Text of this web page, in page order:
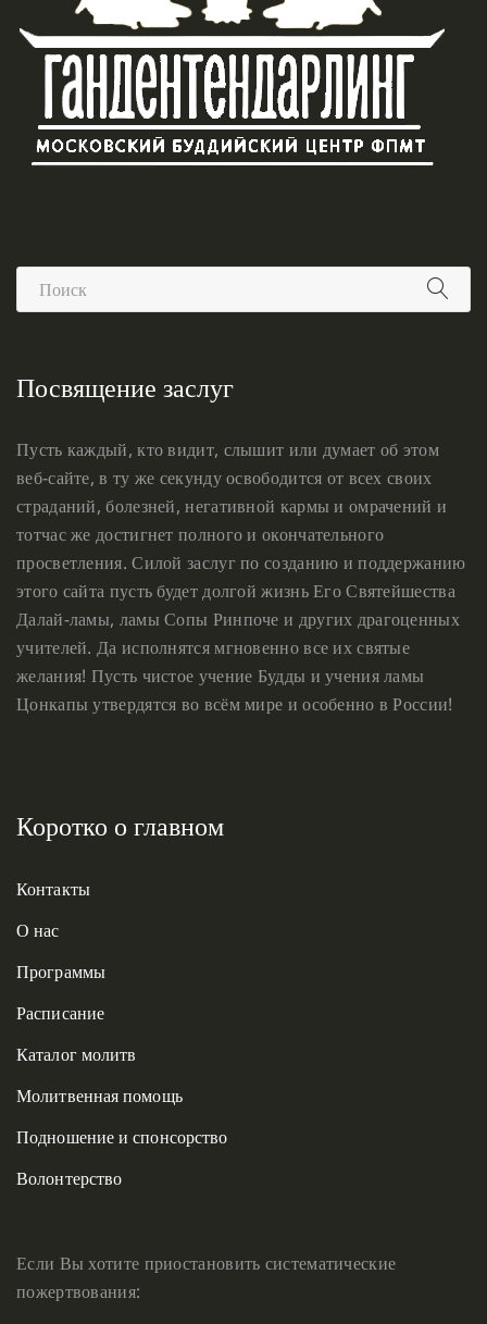
Посвящение заслуг
Пусть каждый, кто видит, слышит или думает об этом
веб-сайте, в ту же секунду освободится от всех своих
страданий, болезней, негативной кармы и омрачений и
тотчас же достигнет полного и окончательного
просветления. Силой заслуг по созданию и поддержанию
этого сайта пусть будет долгой жизнь Его Святейшества
Далай-ламы, ламы Сопы Ринпоче и других драгоценных
учителей. Да исполнятся мгновенно все их святые
желания! Пусть чистое учение Будды и учения ламы
Цонкапы утвердятся во всём мире и особенно в России!
Коротко о главном
Контакты
О нас
Программы
Расписание
Каталог молитв
Молитвенная помощь
Подношение и спонсорство
Волонтерство
Если Вы хотите приостановить систематические
пожертвования: